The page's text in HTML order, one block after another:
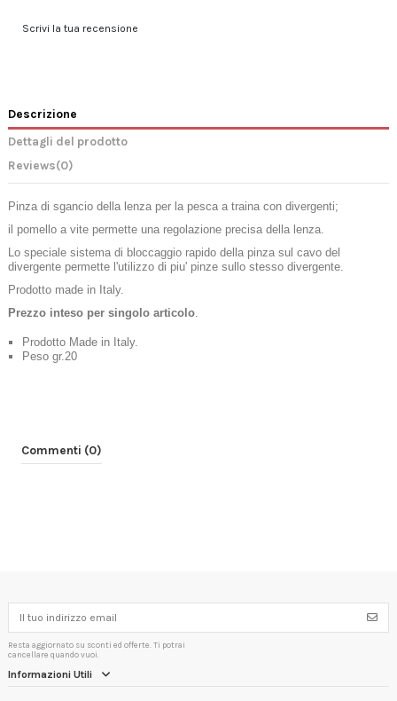
Scrivi la tua recensione
Descrizione
Dettagli del prodotto
Reviews(0)
Pinza di sgancio della lenza per la pesca a traina con divergenti;
il pomello a vite permette una regolazione precisa della lenza.
Lo speciale sistema di bloccaggio rapido della pinza sul cavo del
divergente permette l'utilizzo di piu' pinze sullo stesso divergente.
Prodotto made in Italy.
Prezzo inteso per singolo articolo.
Prodotto Made in Italy.
Peso gr.20
Commenti (0)
Resta aggiornato su sconti ed offerte. Ti potrai
cancellare quando vuoi.
Informazioni Utili